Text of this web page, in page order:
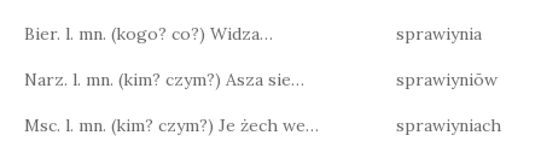
Bier. l. mn. (kogo? co?) Widza… sprawiynia
Narz. l. mn. (kim? czym?) Asza sie… sprawiyniōw
Msc. l. mn. (kim? czym?) Je żech we… sprawiyniach